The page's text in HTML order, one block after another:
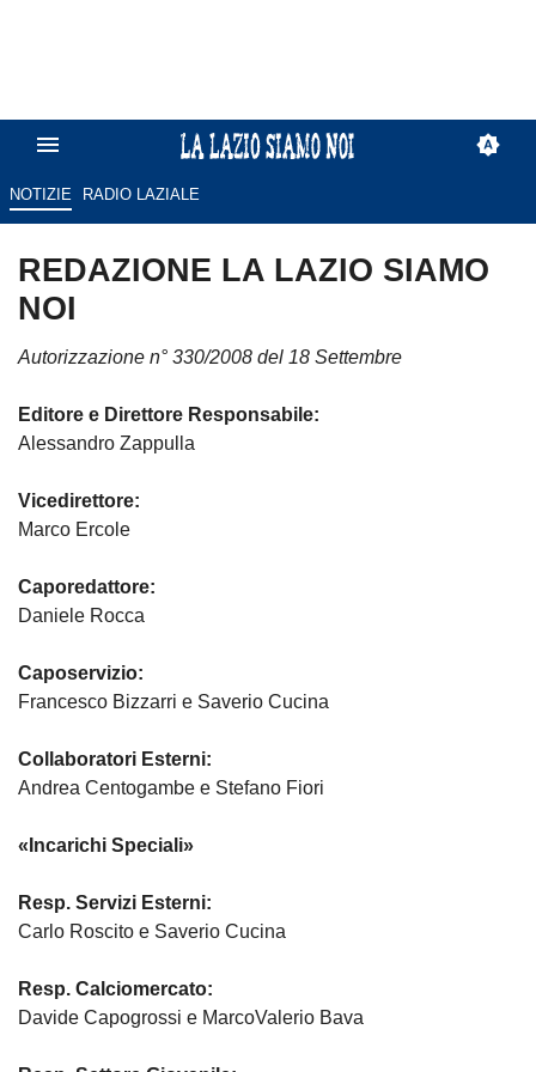
NOTIZIE RADIO LAZIALE
REDAZIONE LA LAZIO SIAMO
NOI
Autorizzazione n° 330/2008 del 18 Settembre
Editore e Direttore Responsabile:
Alessandro Zappulla
Vicedirettore:
Marco Ercole
Caporedattore:
Daniele Rocca
Caposervizio:
Francesco Bizzarri e Saverio Cucina
Collaboratori Esterni:
Andrea Centogambe e Stefano Fiori
«Incarichi Speciali»
Resp. Servizi Esterni:
Carlo Roscito e Saverio Cucina
Resp. Calciomercato:
Davide Capogrossi e MarcoValerio Bava